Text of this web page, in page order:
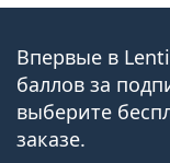
Впервые в
баллов за
выберите
заказе.